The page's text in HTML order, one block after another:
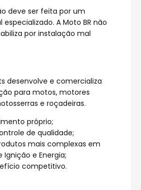
deve ser feita por um
especializado. A Moto BR não
por instalação mal
desenvolve e comercializa
para motos, motores
e roçadeiras.
próprio;
de qualidade;
mais complexas em
Ignição e Energia;
competitivo.